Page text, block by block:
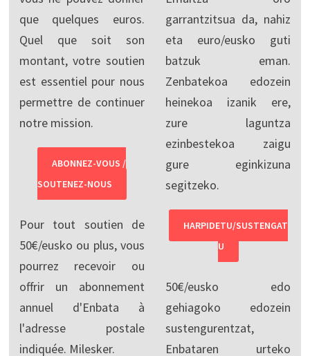
que quelques euros.
Quel que soit son
montant, votre soutien
est essentiel pour nous
permettre de continuer
notre mission.
ABONNEZ-VOUS /
SOUTENEZ-NOUS
Pour tout soutien de
50€/eusko ou plus, vous
pourrez recevoir ou
offrir un abonnement
annuel d'Enbata à
l'adresse postale
indiquée. Milesker.
garrantzitsua da, nahiz
eta euro/eusko guti
batzuk eman.
Zenbatekoa edozein
heinekoa izanik ere,
zure laguntza
ezinbestekoa zaigu
gure eginkizuna
segitzeko.
HARPIDETU/SUSTENGAT
U
50€/eusko edo
gehiagoko edozein
sustengurentzat,
Enbataren urteko